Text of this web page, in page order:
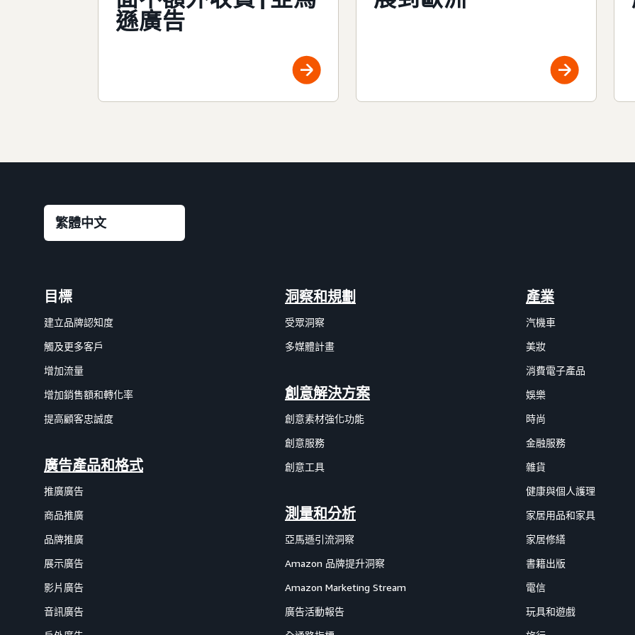
遜廣告
目標
建立品牌認知度
觸及更多客戶
增加流量
增加銷售額和轉化率
提高顧客忠誠度
廣告產品和格式
推廣廣告
商品推廣
品牌推廣
展示廣告
影片廣告
音訊廣告
洞察和規劃
受眾洞察
多媒體計畫
創意解決方案
創意素材強化功能
創意服務
創意工具
測量和分析
亞馬遜引流洞察
Amazon 品牌提升洞察
Amazon Marketing Stream
廣告活動報告
產業
汽機車
美妝
消費電子產品
娛樂
時尚
金融服務
雜貨
健康與個人護理
家居用品和家具
家居修繕
書籍出版
電信
玩具和遊戲